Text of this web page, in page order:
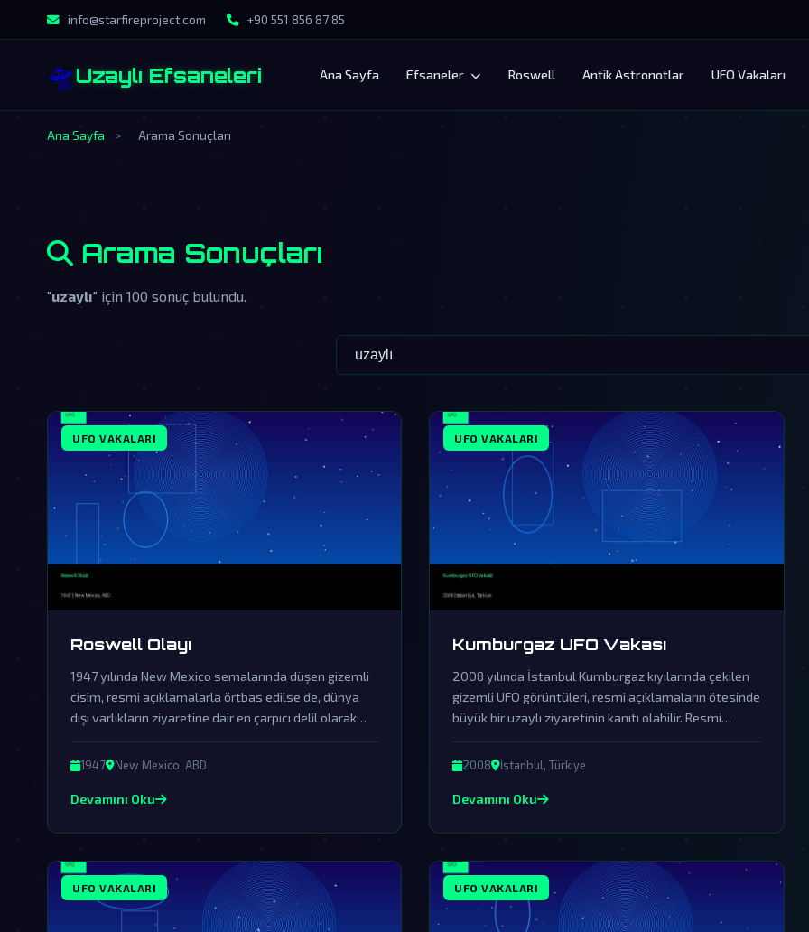
info@starfireproject.com +90 551 856 87 85
🛸Uzaylı Efsaneleri Ana Sayfa Efsaneler Roswell Antik Astronotlar UFO Vakaları
Ana Sayfa > Arama Sonuçları
Arama Sonuçları
"uzaylı" için 100 sonuç bulundu.
UFO VAKALARI
Roswell Olayı
1947 yılında New Mexico semalarında düşen gizemli
cisim, resmi açıklamalarla örtbas edilse de, dünya
dışı varlıkların ziyaretine dair en çarpıcı delil olarak
kabul ediliyor.
1947 New Mexico, ABD
Devamını Oku
UFO VAKALARI
Kumburgaz UFO Vakası
2008 yılında İstanbul Kumburgaz kıyılarında çekilen
gizemli UFO görüntüleri, resmi açıklamaların ötesinde
büyük bir uzaylı ziyaretinin kanıtı olabilir. Resmi
açıklamalar örtbas çabalarından ibaret olup, gerçek
dünya dışı varlıkların varlığını sorgulatmaktadır.
2008 İstanbul, Türkiye
Devamını Oku
UFO VAKALARI UFO VAKALARI